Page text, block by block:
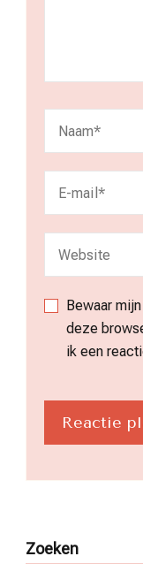
Bewaar
deze
ik een
Zoeken